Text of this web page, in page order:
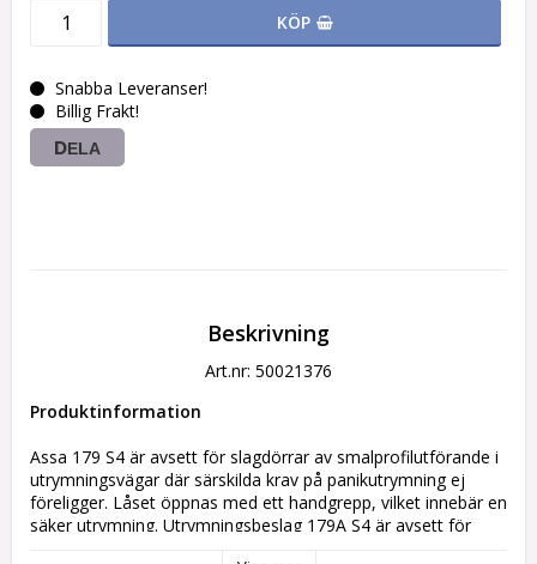
KÖP
Snabba Leveranser!
Billig Frakt!
DELA
Beskrivning
Art.nr: 50021376
Produktinformation
Assa 179 S4 är avsett för slagdörrar av smalprofilutförande i
utrymningsvägar där särskilda krav på panikutrymning ej
föreligger. Låset öppnas med ett handgrepp, vilket innebär en
säker utrymning. Utrymningsbeslag 179A S4 är avsett för